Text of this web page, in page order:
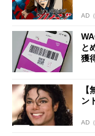
AD
と
獲
ン
AD